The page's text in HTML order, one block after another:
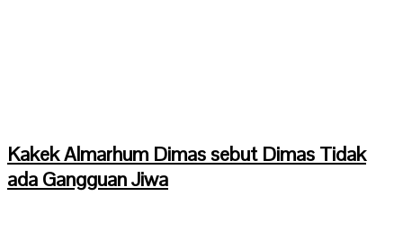
Kakek Almarhum Dimas sebut Dimas Tidak
ada Gangguan Jiwa